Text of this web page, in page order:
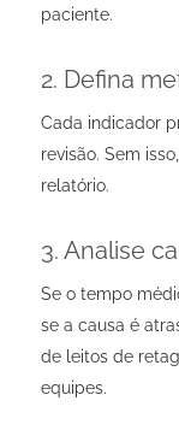
paciente.
2. Defina
Cada indicador
revisão. Sem
relatório.
3. Analise
Se o tempo
se a causa é
de leitos de
equipes.